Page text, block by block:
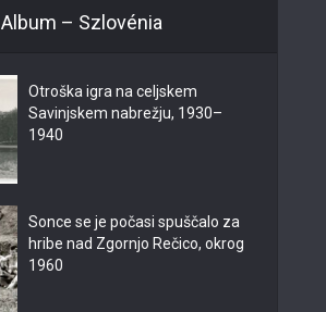
Album – Szlovénia
Otroška igra na celjskem
Savinjskem nabrežju, 1930–
1940
Sonce se je počasi spuščalo za
hribe nad Zgornjo Rečico, okrog
1960